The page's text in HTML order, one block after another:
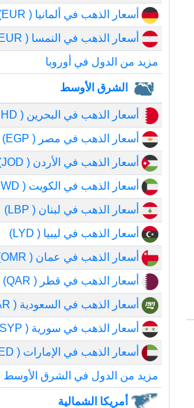
أسعار الذهب في ألمانيا ( EUR)
أسعار الذهب في النمسا ( EUR)
مزيد من الدول في أوروبا
الشرق الأوسط
أسعار الذهب في البحرين ( BHD)
أسعار الذهب في مصر ( EGP)
أسعار الذهب في الأردن ( JOD)
أسعار الذهب في الكويت ( KWD)
أسعار الذهب في لبنان ( LBP)
أسعار الذهب في ليبيا ( LYD)
أسعار الذهب في عمان ( OMR)
أسعار الذهب في قطر ( QAR)
أسعار الذهب في السعودية ( SAR)
أسعار الذهب في سورية ( SYP)
أسعار الذهب في الإمارات ( AED)
مزيد من الدول في الشرق الأوسط
أمريكا الشمالية